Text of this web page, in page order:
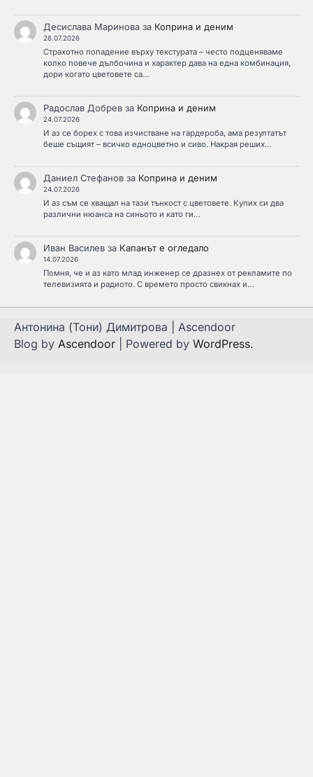
Десислава Мариноваза Коприна и деним
26.07.2026
Страхотно попадение върху текстурата – често подценяваме
колко повече дълбочина и характер дава на една комбинация,
дори когато цветовете са…
Радослав Добревза Коприна и деним
24.07.2026
И аз се борех с това изчистване на гардероба, ама резултатът
беше същият – всичко едноцветно и сиво. Накрая реших…
Даниел Стефановза Коприна и деним
24.07.2026
И аз съм се хващал на тази тънкост с цветовете. Купих си два
различни нюанса на синьото и като ги…
Иван Василевза Капанът е огледало
14.07.2026
Помня, че и аз като млад инженер се дразнех от рекламите по
телевизията и радиото. С времето просто свикнах и…
Антонина (Тони) Димитрова | Ascendoor
Blog by Ascendoor | Powered by WordPress.